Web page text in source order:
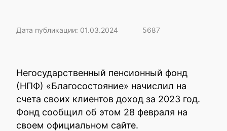
Дата публикации: 01.03.2024 5687
Негосударственный пенсионный фонд
(НПФ) «Благосостояние» начислил на
счета своих клиентов доход за 2023 год.
Фонд сообщил об этом 28 февраля на
своем официальном сайте.